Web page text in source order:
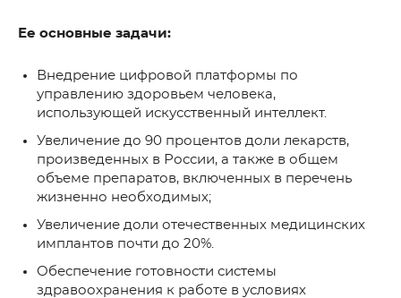
Ее основные задачи:
Внедрение цифровой платформы по
управлению здоровьем человека,
использующей искусственный интеллект.
Увеличение до 90 процентов доли лекарств,
произведенных в России, а также в общем
объеме препаратов, включенных в перечень
жизненно необходимых;
Увеличение доли отечественных медицинских
имплантов почти до 20%.
Обеспечение готовности системы
здравоохранения к работе в условиях